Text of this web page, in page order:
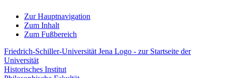
Zur Hauptnavigation
Zum Inhalt
Zum Fußbereich
Friedrich-Schiller-Universität Jena Logo - zur Startseite der
Universität
Historisches Institut